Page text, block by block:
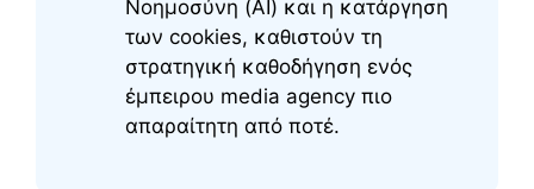
Νοημοσύνη (AI) και η κατάργηση
των cookies, καθιστούν τη
στρατηγική καθοδήγηση ενός
έμπειρου media agency πιο
απαραίτητη από ποτέ.